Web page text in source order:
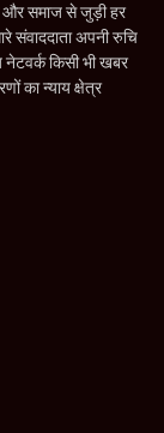
और समाज से जुड़ी हर
संवाददाता अपनी रुचि
किसी भी खबर
का न्याय क्षेत्र